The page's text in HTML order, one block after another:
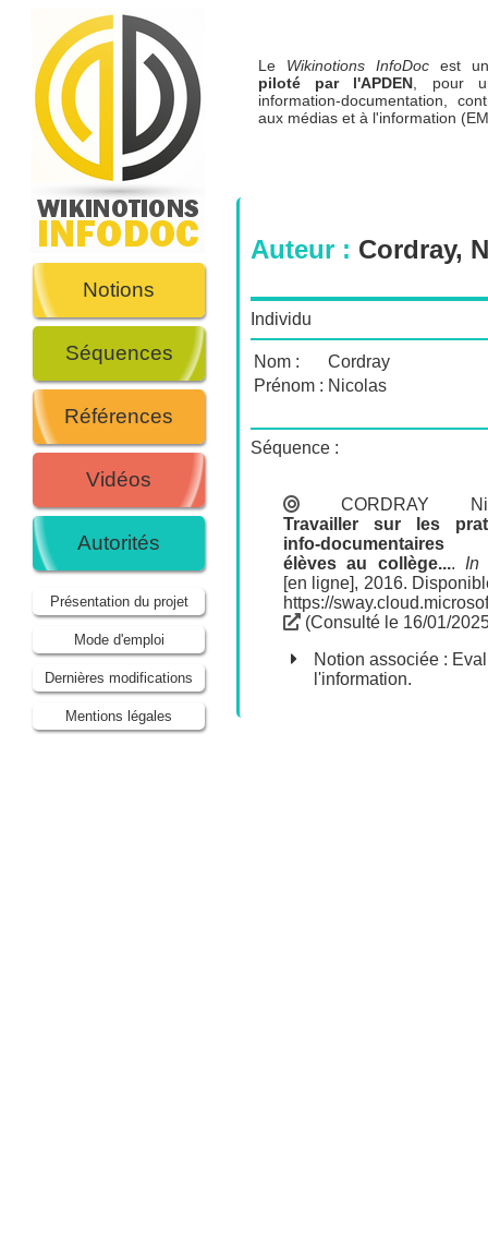
Notions
Séquences
Références
Vidéos
Autorités
Présentation du projet
Mode d'emploi
Dernières modifications
Mentions légales
Le Wikinotions InfoDoc est
piloté par l'APDEN, pour
information-documentation,
aux médias et à l'information
Auteur : Cordray,
Individu
Nom :
Cordray
Prénom : Nicolas
Séquence :
CORDRAY
Travailler sur les
info-
élèves au collège.... In
[en ligne], 2016.
https://
(Consulté le 16/01/
Notion associée :
l'information.